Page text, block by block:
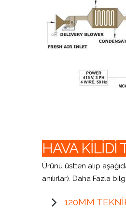
HAVA KİLİDİ
Ürünü üstten alıp
anılırlar). Daha Fazla
120MM